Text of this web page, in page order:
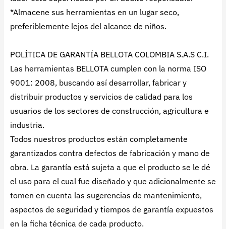
*Almacene sus herramientas en un lugar seco,
preferiblemente lejos del alcance de niños.
POLÍTICA DE GARANTÍA BELLOTA COLOMBIA S.A.S C.I.
Las herramientas BELLOTA cumplen con la norma ISO
9001: 2008, buscando así desarrollar, fabricar y
distribuir productos y servicios de calidad para los
usuarios de los sectores de construcción, agricultura e
industria.
Todos nuestros productos están completamente
garantizados contra defectos de fabricación y mano de
obra. La garantía está sujeta a que el producto se le dé
el uso para el cual fue diseñado y que adicionalmente se
tomen en cuenta las sugerencias de mantenimiento,
aspectos de seguridad y tiempos de garantía expuestos
en la ficha técnica de cada producto.